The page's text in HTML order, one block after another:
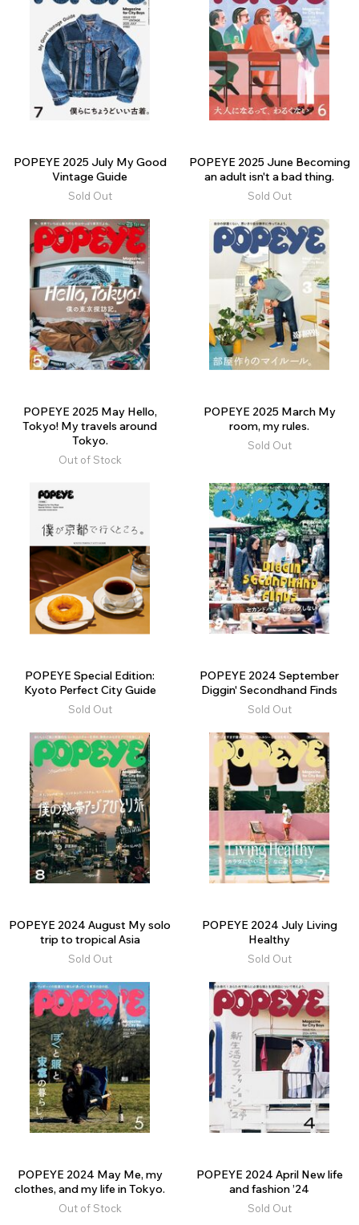
POPEYE 2025 July My Good
Vintage Guide
Sold Out
POPEYE 2025 June Becoming
an adult isn't a bad thing.
Sold Out
POPEYE 2025 May Hello,
Tokyo! My travels around
Tokyo.
Out of Stock
POPEYE 2025 March My
room, my rules.
Sold Out
POPEYE Special Edition:
Kyoto Perfect City Guide
Sold Out
POPEYE 2024 September
Diggin' Secondhand Finds
Sold Out
POPEYE 2024 August My solo
trip to tropical Asia
Sold Out
POPEYE 2024 July Living
Healthy
Sold Out
POPEYE 2024 May Me, my
clothes, and my life in Tokyo.
Out of Stock
POPEYE 2024 April New life
and fashion ’24
Sold Out